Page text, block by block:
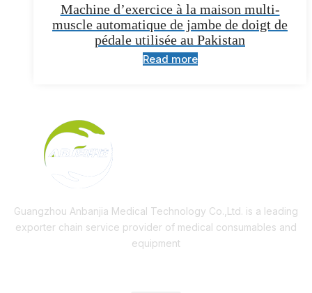
Machine d’exercice à la maison multi-
muscle automatique de jambe de doigt de
pédale utilisée au Pakistan
Read more
Guangzhou Anbanjia Medical Technology Co.,Ltd. is a leading
exporter chain service provider of medical consumables and
equipment